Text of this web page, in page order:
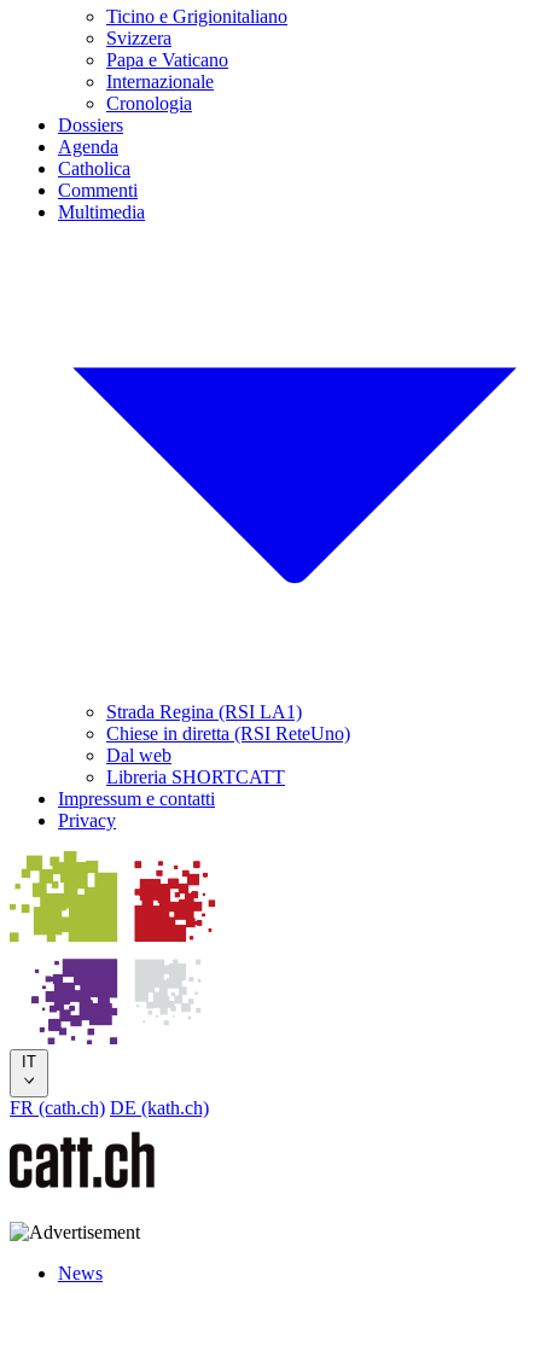
Ticino e Grigionitaliano
Svizzera
Papa e Vaticano
Internazionale
Cronologia
Dossiers
Agenda
Catholica
Commenti
Multimedia
Strada Regina (RSI LA1)
Chiese in diretta (RSI ReteUno)
Dal web
Libreria SHORTCATT
Impressum e contatti
Privacy
IT
FR (cath.ch) DE (kath.ch)
News